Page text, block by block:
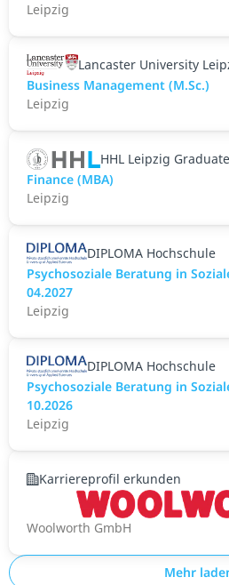
Leipzig
Lancaster University
Business Management (M.Sc.)
Leipzig
HHL Leipzig
Finance (MBA)
Leipzig
DIPLOMA Hochschule
Psychosoziale Beratung in
04.2027
Leipzig
DIPLOMA Hochschule
Psychosoziale Beratung in
10.2026
Leipzig
Karriereprofil erkunden
Woolworth GmbH
Mehr